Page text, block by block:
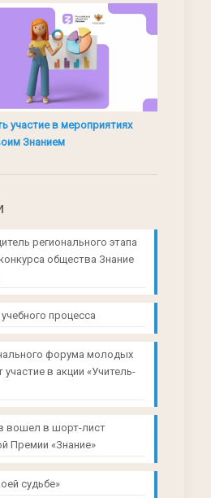
участие в мероприятиях
Знанием
регионального этапа
общества Знание
процесса
форума молодых
участие в акции «Учитель-
вошел в шорт-лист
Премии «Знание»
судьбе»